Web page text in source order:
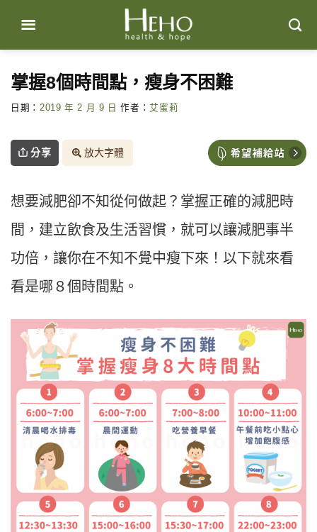
content
掌握8個時間點，瘦身不困難
日期： 2019 年 2 月 9 日 作者：艾蜜莉
分享 放大字體
想要減肥卻不知從何做起？掌握正確的減肥時
間，建立飲食及生活習慣，就可以讓減肥事半
功倍，讓你在不知不覺中瘦下來！以下就來看
看是哪８個時間點。